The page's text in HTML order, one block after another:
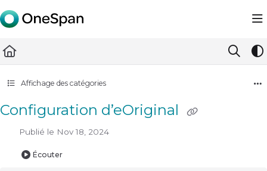
Documentation Index
Fetch the complete documentation index at: https://
Use this file to discover all available pages before exploring
Affichage des catégories
Configuration d’eOriginal
Publié le Nov 18, 2024
Écouter